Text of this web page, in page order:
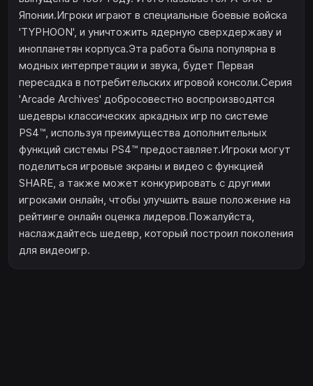
Японии.Игроки играют в специальные боевые войска
'TYPHOON', и уничтожить ядерную сверхдержаву и
инопланетян корпуса.Эта работа была популярна в
модных интерпретации и звука, будет Первая
пересадка в потребительских игровой консоли.Серия
'Arcade Archives' добросовестно воспроизводятся
шедевры классических аркадных игр по системе
PS4™, используя преимущества дополнительных
функций системы PS4™ предоставляет.Игроки могут
поделиться игровые экраны и видео с функцией
SHARE, а также может конкурировать с другими
игроками онлайн, чтобы улучшить ваше положение на
рейтинге онлайн оценка лидеров.Пожалуйста,
наслаждайтесь шедевр, который построил поколения
для видеоигр.